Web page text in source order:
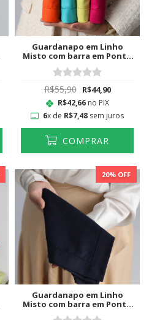
Guardanapo em Linho
Misto com barra em Ponto
Ajour Laranja
R$55,90 R$44,90
R$42,66no PIX
6x de R$7,48 sem juros
COMPRAR
20% OFF
Guardanapo em Linho
Misto com barra em Ponto
Ajour Azul Marinho